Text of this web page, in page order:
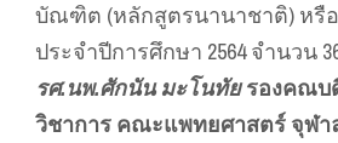
บัณฑิต (หลักสูตรนานาชาติ) หรือ
ประจำปีการศึกษา 2564 จำนวน
รศ.นพ.ศักนัน มะโนทัยรองคณบ
วิชาการ คณะแพทยศาสตร์ จุฬ